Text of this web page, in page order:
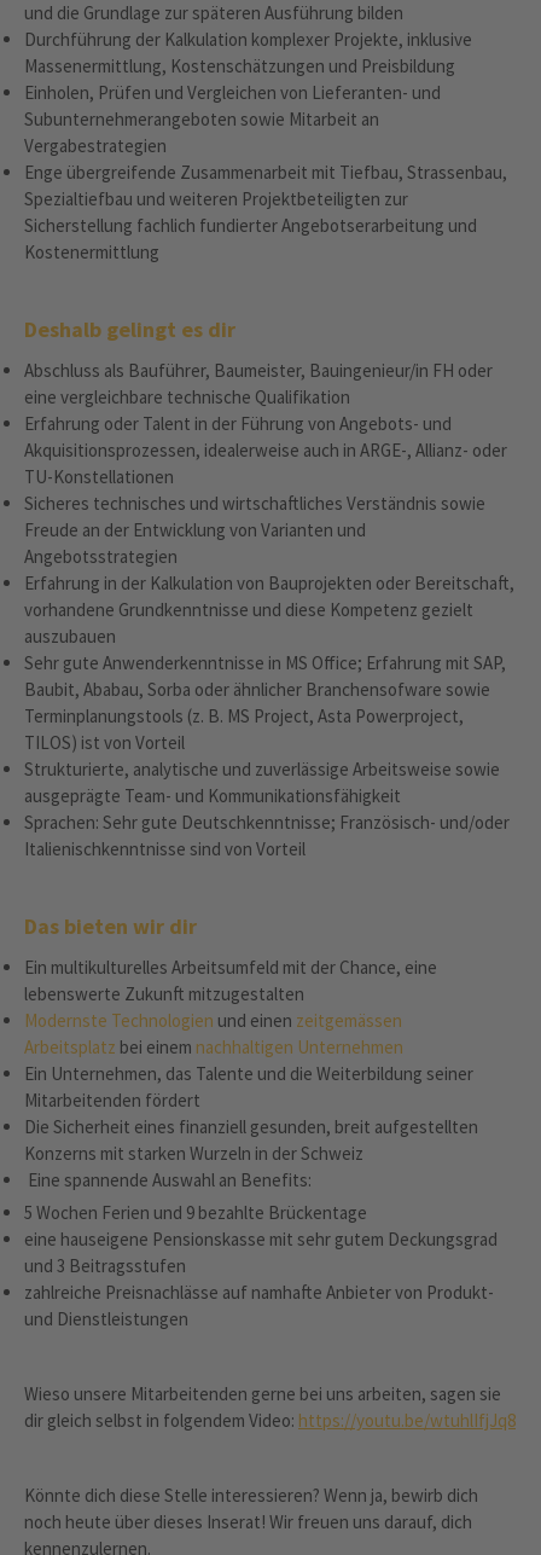
und die Grundlage zur späteren Ausführung bilden
Durchführung der Kalkulation komplexer Projekte, inklusive
Massenermittlung, Kostenschätzungen und Preisbildung
Einholen, Prüfen und Vergleichen von Lieferanten- und
Subunternehmerangeboten sowie Mitarbeit an
Vergabestrategien
Enge übergreifende Zusammenarbeit mit Tiefbau, Strassenbau,
Spezialtiefbau und weiteren Projektbeteiligten zur
Sicherstellung fachlich fundierter Angebotserarbeitung und
Kostenermittlung
Deshalb gelingt es dir
Abschluss als Bauführer, Baumeister, Bauingenieur/in FH oder
eine vergleichbare technische Qualifikation
Erfahrung oder Talent in der Führung von Angebots- und
Akquisitionsprozessen, idealerweise auch in ARGE-, Allianz- oder
TU-Konstellationen
Sicheres technisches und wirtschaftliches Verständnis sowie
Freude an der Entwicklung von Varianten und
Angebotsstrategien
Erfahrung in der Kalkulation von Bauprojekten oder Bereitschaft,
vorhandene Grundkenntnisse und diese Kompetenz gezielt
auszubauen
Sehr gute Anwenderkenntnisse in MS Office; Erfahrung mit SAP,
Baubit, Ababau, Sorba oder ähnlicher Branchensofware sowie
Terminplanungstools (z. B. MS Project, Asta Powerproject,
TILOS) ist von Vorteil
Strukturierte, analytische und zuverlässige Arbeitsweise sowie
ausgeprägte Team- und Kommunikationsfähigkeit
Sprachen: Sehr gute Deutschkenntnisse; Französisch- und/oder
Italienischkenntnisse sind von Vorteil
Das bieten wir dir
Ein multikulturelles Arbeitsumfeld mit der Chance, eine
lebenswerte Zukunft mitzugestalten
Modernste Technologien und einen zeitgemässen
Arbeitsplatz bei einem nachhaltigen Unternehmen
Ein Unternehmen, das Talente und die Weiterbildung seiner
Mitarbeitenden fördert
Die Sicherheit eines finanziell gesunden, breit aufgestellten
Konzerns mit starken Wurzeln in der Schweiz
Eine spannende Auswahl an Benefits:
5 Wochen Ferien und 9 bezahlte Brückentage
eine hauseigene Pensionskasse mit sehr gutem Deckungsgrad
und 3 Beitragsstufen
zahlreiche Preisnachlässe auf namhafte Anbieter von Produkt-
und Dienstleistungen
Wieso unsere Mitarbeitenden gerne bei uns arbeiten, sagen sie
dir gleich selbst in folgendem Video: https://youtu.be/wtuhlIfjJq8
Könnte dich diese Stelle interessieren? Wenn ja, bewirb dich
noch heute über dieses Inserat! Wir freuen uns darauf, dich
kennenzulernen.